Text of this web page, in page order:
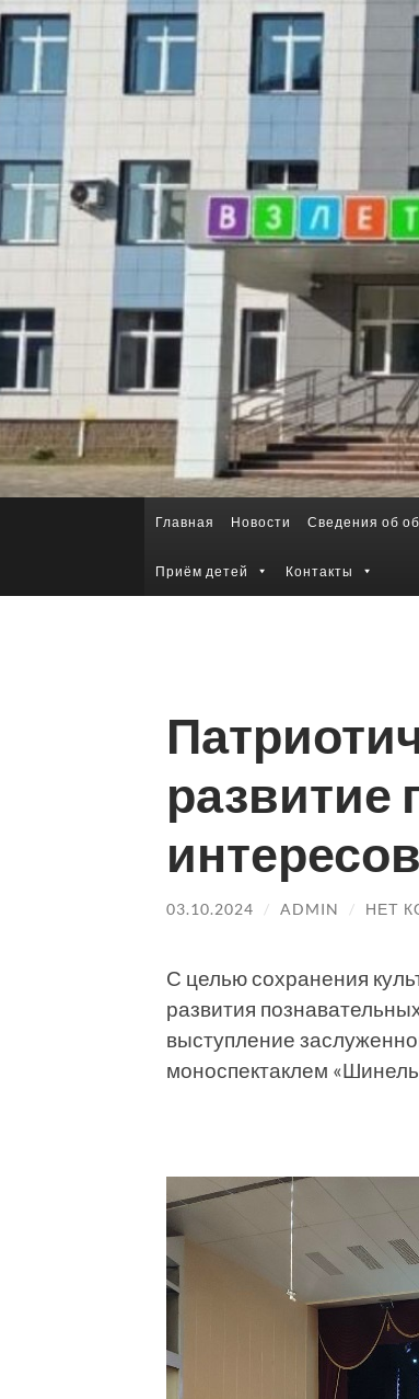
Главная Новости Сведения об
Приём детей Контакты
развитие
интересов
03.10.2024 / ADMIN / НЕТ
С целью сохранения
развития
выступление
моноспектаклем